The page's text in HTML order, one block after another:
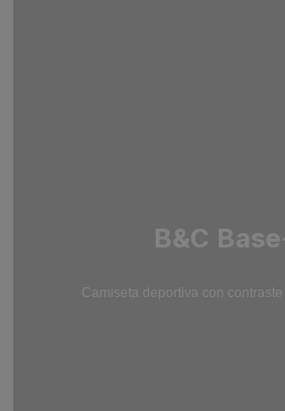
B&C
Camiseta deportiva con contraste